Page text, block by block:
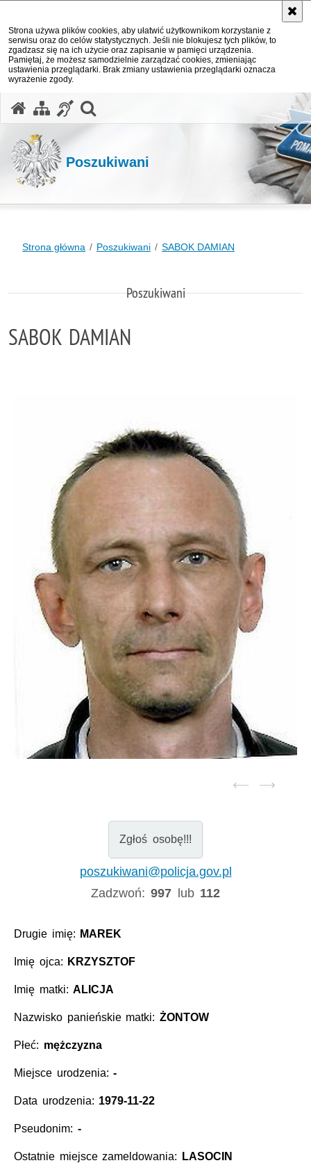
Strona używa plików cookies, aby ułatwić użytkownikom korzystanie z
serwisu oraz do celów statystycznych. Jeśli nie blokujesz tych plików, to
zgadzasz się na ich użycie oraz zapisanie w pamięci urządzenia.
Pamiętaj, że możesz samodzielnie zarządzać cookies, zmieniając
ustawienia przeglądarki. Brak zmiany ustawienia przeglądarki oznacza
wyrażenie zgody.
Poszukiwani
Strona główna Poszukiwani SABOK DAMIAN
Poszukiwani
SABOK DAMIAN
Zgłoś osobę!!!
poszukiwani@policja.gov.pl
Zadzwoń:997 lub 112
Drugie imię: MAREK
Imię ojca: KRZYSZTOF
Imię matki:ALICJA
Nazwisko panieńskie matki: ŻONTOW
Płeć: mężczyzna
Miejsce urodzenia:-
Data urodzenia: 1979-11-22
Pseudonim: -
Ostatnie miejsce zameldowania: LASOCIN